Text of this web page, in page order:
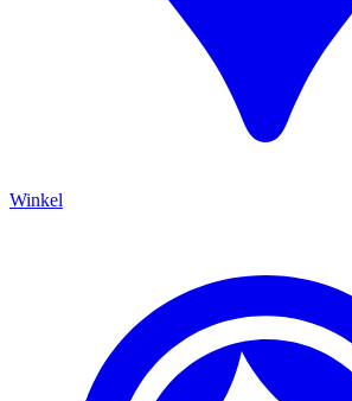
Winkel